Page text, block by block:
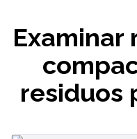
Examinar
residuos